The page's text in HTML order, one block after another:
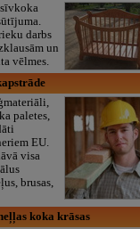
darbs
un
vēlmes.
paletes,
EU.
visa
brusas,
koka krāsas